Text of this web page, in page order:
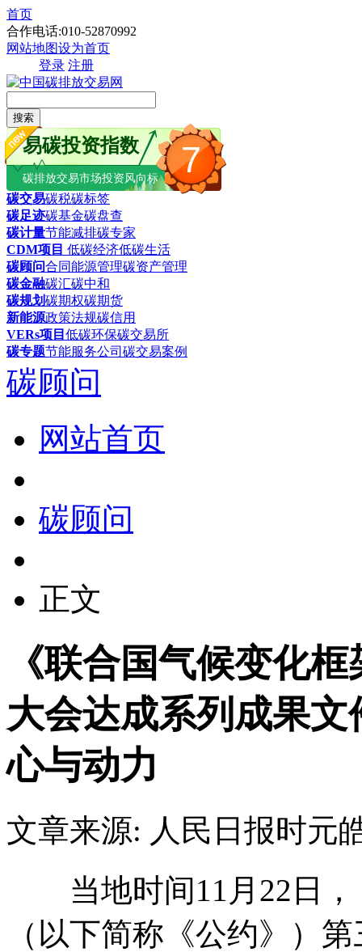
首页
合作电话:010-52870992
网站地图设为首页
登录 注册
搜索
7
易碳投资指数
碳排放交易市场投资风向标
碳交易碳税碳标签
碳足迹碳基金碳盘查
碳计量节能减排碳专家
CDM项目 低碳经济低碳生活
碳顾问合同能源管理碳资产管理
碳金融碳汇碳中和
碳规划碳期权碳期货
新能源政策法规碳信用
VERs项目 低碳环保碳交易所
碳专题节能服务公司 碳交易案例
碳顾问
网站首页
碳顾问
正文
《联合国气候变化
大会达成系列成果
心与动力
文章来源: 人民日报时元
当地时间11月22日，
（以下简称《公约》）